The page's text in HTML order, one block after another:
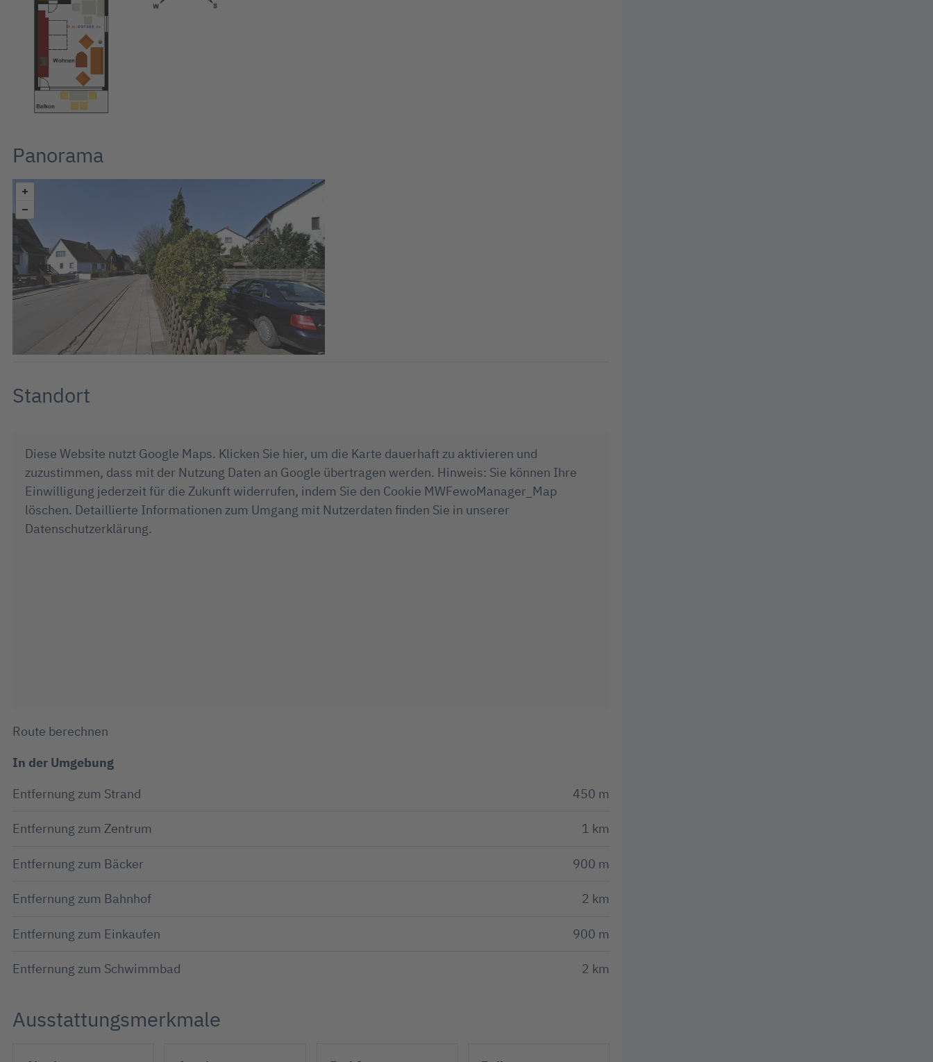
Panorama
Standort
Diese Website nutzt Google Maps. Klicken Sie hier, um die Karte dauerhaft zu aktivieren und
zuzustimmen, dass mit der Nutzung Daten an Google übertragen werden. Hinweis: Sie können Ihre
Einwilligung jederzeit für die Zukunft widerrufen, indem Sie den Cookie MWFewoManager_Map
löschen. Detaillierte Informationen zum Umgang mit Nutzerdaten finden Sie in unserer
Datenschutzerklärung.
Route berechnen
In der Umgebung
Entfernung zum Strand
450 m
Entfernung zum Zentrum 1 km
Entfernung zum Bäcker 900 m
Entfernung zum Bahnhof 2 km
Entfernung zum Einkaufen 900 m
Entfernung zum Schwimmbad 2 km
Ausstattungsmerkmale